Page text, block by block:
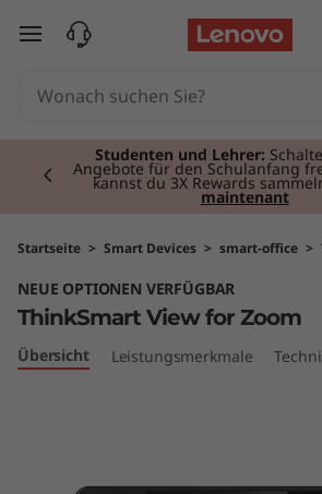
T
S
m
a
zum Hauptinhalt springen
Studenten und Lehrer:
Angebote für den Schulanfang
kannst du 3X Rewards
maintenant
Currently displaying item 2 of 3
Startseite > Smart Devices > smart-office >
NEUE OPTIONEN VERFÜGBAR
ThinkSmart View for Zoom
Übersicht Leistungsmerkmale